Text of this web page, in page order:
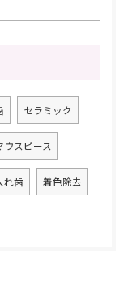
セラミック
ウスピース
れ歯 着色除去